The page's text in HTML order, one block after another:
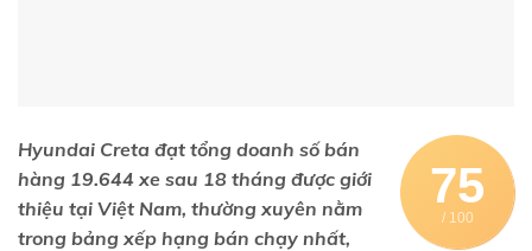
75
/ 100
Hyundai Creta đạt tổng doanh số bán
hàng 19.644 xe sau 18 tháng được giới
thiệu tại Việt Nam, thường xuyên nằm
trong bảng xếp hạng bán chạy nhất,